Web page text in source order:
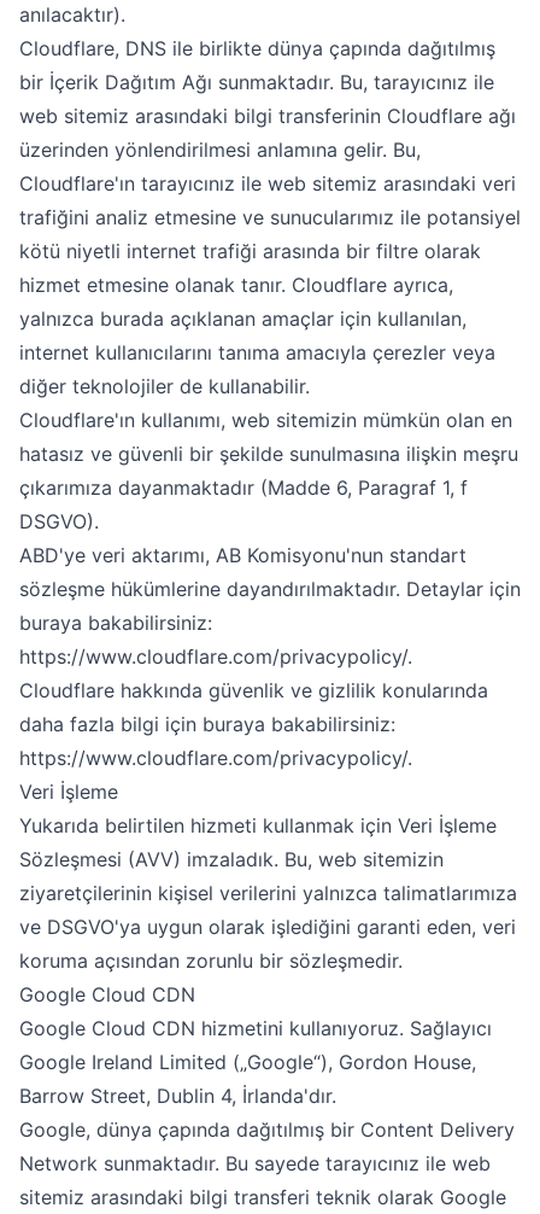
anılacaktır).
Cloudflare, DNS ile birlikte dünya çapında dağıtılmış
bir İçerik Dağıtım Ağı sunmaktadır. Bu, tarayıcınız ile
web sitemiz arasındaki bilgi transferinin Cloudflare ağı
üzerinden yönlendirilmesi anlamına gelir. Bu,
Cloudflare'ın tarayıcınız ile web sitemiz arasındaki veri
trafiğini analiz etmesine ve sunucularımız ile potansiyel
kötü niyetli internet trafiği arasında bir filtre olarak
hizmet etmesine olanak tanır. Cloudflare ayrıca,
yalnızca burada açıklanan amaçlar için kullanılan,
internet kullanıcılarını tanıma amacıyla çerezler veya
diğer teknolojiler de kullanabilir.
Cloudflare'ın kullanımı, web sitemizin mümkün olan en
hatasız ve güvenli bir şekilde sunulmasına ilişkin meşru
çıkarımıza dayanmaktadır (Madde 6, Paragraf 1, f
DSGVO).
ABD'ye veri aktarımı, AB Komisyonu'nun standart
sözleşme hükümlerine dayandırılmaktadır. Detaylar için
buraya bakabilirsiniz:
https://www.cloudflare.com/privacypolicy/.
Cloudflare hakkında güvenlik ve gizlilik konularında
daha fazla bilgi için buraya bakabilirsiniz:
https://www.cloudflare.com/privacypolicy/.
Veri İşleme
Yukarıda belirtilen hizmeti kullanmak için Veri İşleme
Sözleşmesi (AVV) imzaladık. Bu, web sitemizin
ziyaretçilerinin kişisel verilerini yalnızca talimatlarımıza
ve DSGVO'ya uygun olarak işlediğini garanti eden, veri
koruma açısından zorunlu bir sözleşmedir.
Google Cloud CDN
Google Cloud CDN hizmetini kullanıyoruz. Sağlayıcı
Google Ireland Limited („Google“), Gordon House,
Barrow Street, Dublin 4, İrlanda'dır.
Google, dünya çapında dağıtılmış bir Content Delivery
Network sunmaktadır. Bu sayede tarayıcınız ile web
sitemiz arasındaki bilgi transferi teknik olarak Google